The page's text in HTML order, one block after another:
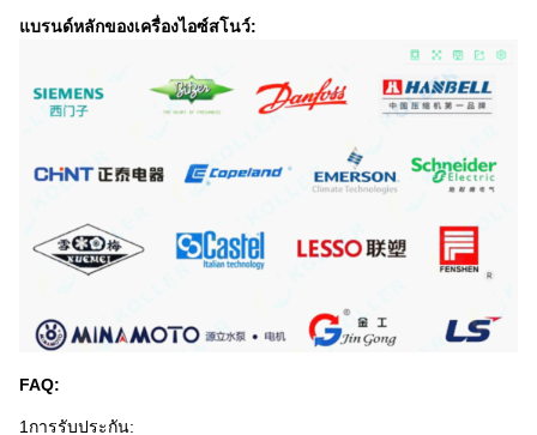
แบรนด์หลักของเครื่องไอซ์สโนว์:
FAQ:
1การรับประกัน: